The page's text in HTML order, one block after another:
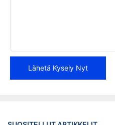
Lähetä Kysely Nyt